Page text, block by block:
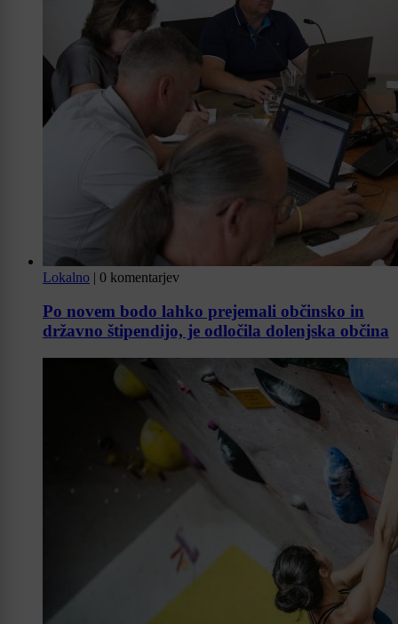
Lokalno | 0 komentarjev
Po novem bodo lahko prejemali občinsko in
državno štipendijo, je odločila dolenjska občina